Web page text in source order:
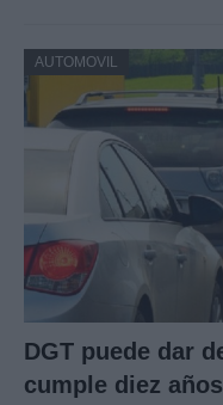
AUTOMOVIL
DGT puede dar
cumple diez